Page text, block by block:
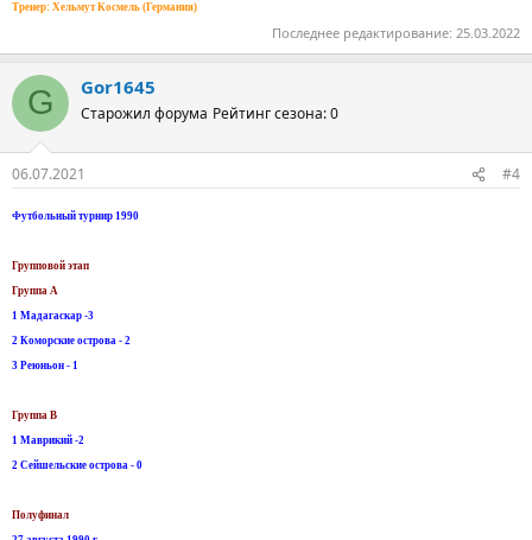
Tренер: Хельмут Космель (Германия)
Последнее редактирование: 25.03.2022
G Gor1645
Старожил форума Рейтинг сезона: 0
06.07.2021 #4
Футбольный турнир 1990
Групповой этап
Группа А
1 Мадагаскар -3
2 Коморские острова - 2
3 Реюньон - 1
Группа B
1 Маврикий -2
2 Сейшельские острова - 0
Полуфинал